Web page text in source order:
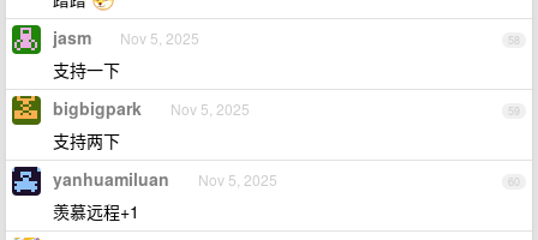
58
jasm Nov 5, 2025
支持一下
59
bigbigpark Nov 5, 2025
支持两下
60
yanhuamiluan Nov 5, 2025
羡慕远程+1